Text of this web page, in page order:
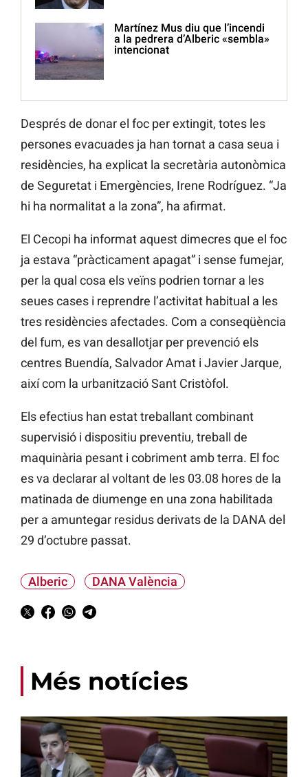
Martínez Mus diu que l’incendi
a la pedrera d’Alberic «sembla»
intencionat
Després de donar el foc per extingit, totes les
persones evacuades ja han tornat a casa seua i
residències, ha explicat la secretària autonòmica
de Seguretat i Emergències, Irene Rodríguez. “Ja
hi ha normalitat a la zona”, ha afirmat.
El Cecopi ha informat aquest dimecres que el foc
ja estava “pràcticament apagat” i sense fumejar,
per la qual cosa els veïns podrien tornar a les
seues cases i reprendre l’activitat habitual a les
tres residències afectades. Com a conseqüència
del fum, es van desallotjar per prevenció els
centres Buendía, Salvador Amat i Javier Jarque,
així com la urbanització Sant Cristòfol.
Els efectius han estat treballant combinant
supervisió i dispositiu preventiu, treball de
maquinària pesant i cobriment amb terra. El foc
es va declarar al voltant de les 03.08 hores de la
matinada de diumenge en una zona habilitada
per a amuntegar residus derivats de la DANA del
29 d’octubre passat.
Alberic DANA València
Més notícies